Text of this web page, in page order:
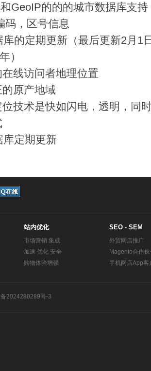
GeoIP的的的城市数据库支
码，区号信息
库的定期更新（最后更新2月1
）
线访问者地理位置
原产地域
技术是快如闪电，透明，同
库定期更新
站内优化
市场营销 集成
加速 优化 安全
购物体验增强
SEO - SEM
外贸网店推广
Magento合作
手机网店App客
2024280289号-3